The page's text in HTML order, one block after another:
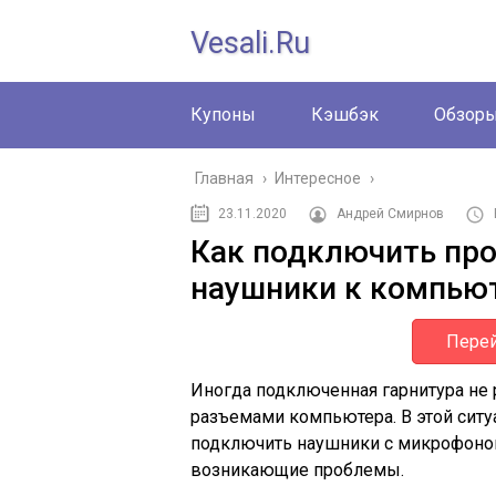
Vesali.ru
Купоны Кэшбэк
Главная › Интересное ›
23.11.2020 Андрей Смирнов
Как подключить
наушники к
Иногда подключенная гарнитура
разъемами компьютера. В этой
подключить наушники с
возникающие проблемы.